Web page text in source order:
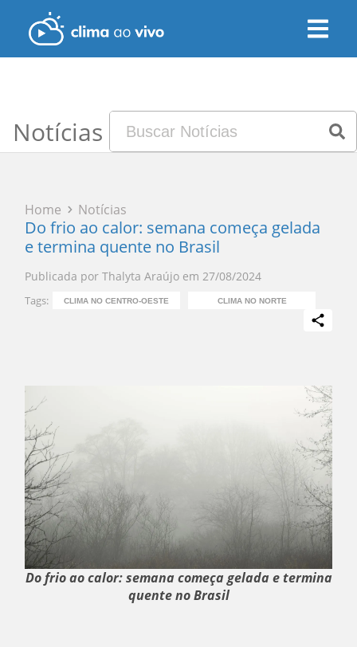
Notícias
Home Notícias
Do frio ao calor: semana começa gelada
e termina quente no Brasil
Publicada por Thalyta Araújo em 27/08/2024
Tags: CLIMA NO CENTRO-OESTE CLIMA NO NORTE
Do frio ao calor: semana começa gelada e termina
quente no Brasil